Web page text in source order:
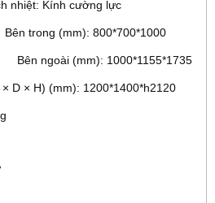
nhiệt: Kính cường lực
trong (mm): 800*700*1000
1000*1155*1735
D × H) (mm): 1200*1400*h2120